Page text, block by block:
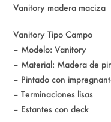
Vanitory madera maciza
Vanitory Tipo Campo
– Modelo: Vanitory
– Material: Madera de
– Pintado con
– Terminaciones lisas
– Estantes con deck